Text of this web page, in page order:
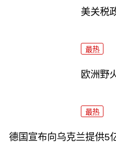
美关税
最热
欧洲野
最热
德国宣布向乌克兰提供5